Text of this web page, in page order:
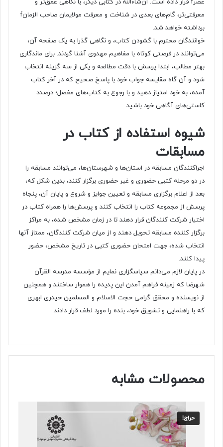
عصرf قرار داده است. ان‌شاءالله در کتابی دیگر، با نگاهی عمق‌تر و
معرفتی‌تر، گام‌های بعدی در شناخت و معرفت مولایمان صاحب الزمانf
برداشته خواهد شد.
خوانندگان محترم با گشودن کتاب، و نگاهی گذرا به یک صفحه آن،
می‌توانند در فرصتی کوتاه با مفاهیم مهدوی آشنا گردند. برای ماندگاری
بهتر مطالب، ابتدا پرسش با دقت مطالعه و یکی از سه گزینه انتخاب
شود و آن گاه مقایسه جواب خود با پاسخ صحیح که در آخر کتاب
آمده، به خود امتیاز دهید و با رجوع به کتاب‌های مفصل؛ درصدد
کاستی‌های آگاهی خود باشید.
شیوه استفاده از کتاب در
مسابقات
اجراکنندگان مسابقه در استان‌ها و شهرستان‌ها، می‌توانند مسابقه را
در دو مرحله کتبی حضوری و غیر حضوری برگزار کنند، بدین شکل که،
بعد از اعلام برگزاری مسابقه و تعیین جوایز و شروع و پایان آن، پنجاه
پرسش از مجموعه کتاب را انتخاب کنند و پرسش‌ها را همراه کتاب در
اختیار شرکت کنندگان قرار دهند تا در زمان مشخص شده، به مراکز
برگزار کننده مسابقه تحویل دهند و از میان شرکت کنندگان، ممتاز آنها
انتخاب شده، جهت امتحان حضوری کتبی در تاریخ مشخص، حضور
پیدا کنند.
در پایان لازم می‌دانم سپاسگزاری نمایم از مؤسسه مدرسه القرآن
شهرضا که زمینه فراهم آمدن این پدیده را هموار ساختند و همچنین
از نویسنده و محقق گرامی حجت الاسلام و المسلمین حیدری ابهری
که با راهنمایی و تشویق خود، بنده را مورد لطف قرار دادند.
محصولات مشابه
حراج!